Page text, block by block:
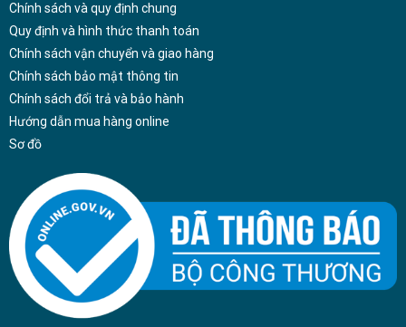
Chính sách và quy định chung
Quy định và hình thức thanh toán
Chính sách vận chuyển và giao hàng
Chính sách bảo mật thông tin
Chính sách đổi trả và bảo hành
Hướng dẫn mua hàng online
Sơ đồ